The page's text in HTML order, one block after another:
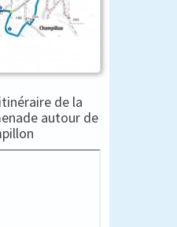
de la
autour de